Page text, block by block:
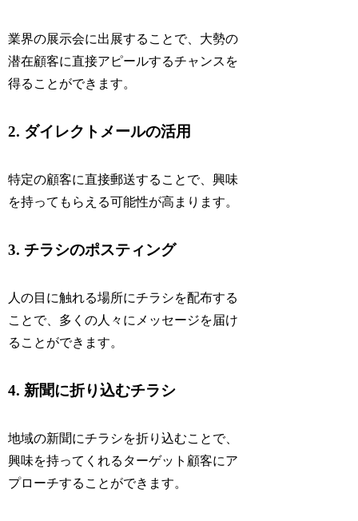
業界の展示会に出展することで、大勢の
潜在顧客に直接アピールするチャンスを
得ることができます。
2. ダイレクトメールの活用
特定の顧客に直接郵送することで、興味
を持ってもらえる可能性が高まります。
3. チラシのポスティング
人の目に触れる場所にチラシを配布する
ことで、多くの人々にメッセージを届け
ることができます。
4. 新聞に折り込むチラシ
地域の新聞にチラシを折り込むことで、
興味を持ってくれるターゲット顧客にア
プローチすることができます。